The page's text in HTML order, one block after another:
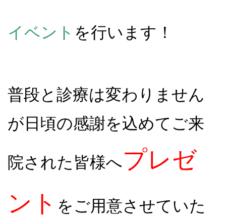
イベント を行います！
普段と診療は変わりません
が日頃の感謝を込めてご来
院された皆様へプレゼ
ント をご用意させていた